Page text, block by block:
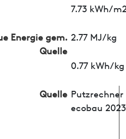
7.73 kWh/
Energie gem.
Quelle
2.77 MJ/kg
0.77 kWh/kg
Quelle Putzrechner
ecobau 2023